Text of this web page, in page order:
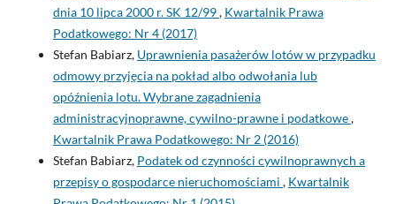
dnia 10 lipca 2000 r. SK 12/99, Kwartalnik Prawa
Podatkowego: Nr 4 (2017)
Stefan Babiarz, Uprawnienia pasażerów lotów w przypadku
odmowy przyjęcia na pokład albo odwołania lub
opóźnienia lotu. Wybrane zagadnienia
administracyjnoprawne, cywilno-prawne i podatkowe,
Kwartalnik Prawa Podatkowego: Nr 2 (2016)
Stefan Babiarz, Podatek od czynności cywilnoprawnych a
przepisy o gospodarce nieruchomościami , Kwartalnik